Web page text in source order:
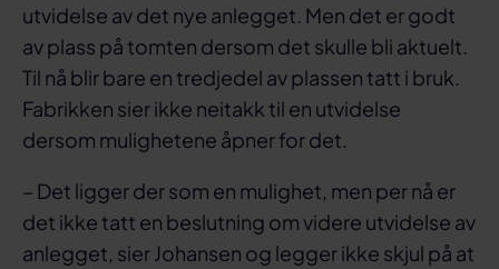
utvidelse av det nye anlegget. Men det er godt
av plass på tomten dersom det skulle bli aktuelt.
Til nå blir bare en tredjedel av plassen tatt i bruk.
Fabrikken sier ikke neitakk til en utvidelse
dersom mulighetene åpner for det.
– Det ligger der som en mulighet, men per nå er
det ikke tatt en beslutning om videre utvidelse av
anlegget, sier Johansen og legger ikke skjul på at